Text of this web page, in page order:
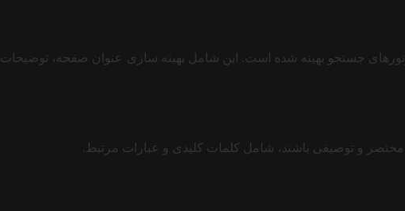
جستجو بهینه شده است. این شامل بهینه سازی عنوان صفحه،